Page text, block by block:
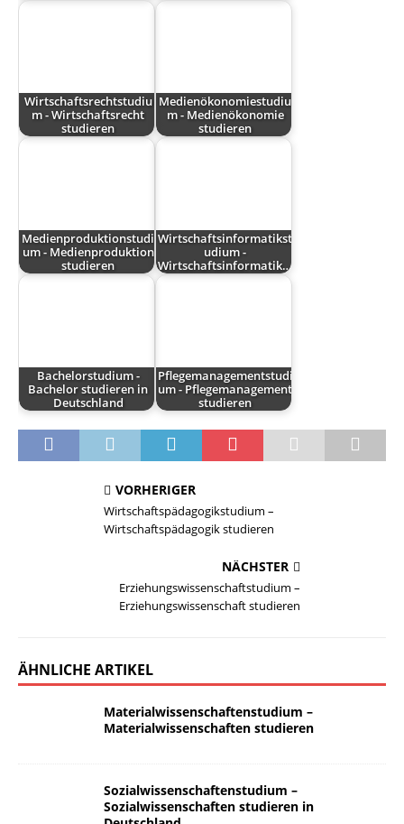
Wirtschaftsrechtstudiu
m - Wirtschaftsrecht
studieren
Medienökonomiestudiu
m - Medienökonomie
studieren
Medienproduktionstudi
um - Medienproduktion
studieren
Wirtschaftsinformatikst
udium -
Wirtschaftsinformatik…
Bachelorstudium -
Bachelor studieren in
Deutschland
Pflegemanagementstudi
um - Pflegemanagement
studieren
VORHERIGER
Wirtschaftspädagogikstudium –
Wirtschaftspädagogik studieren
NÄCHSTER
Erziehungswissenschaftstudium –
Erziehungswissenschaft studieren
ÄHNLICHE ARTIKEL
Materialwissenschaftenstudium –
Materialwissenschaften studieren
Sozialwissenschaftenstudium –
Sozialwissenschaften studieren in